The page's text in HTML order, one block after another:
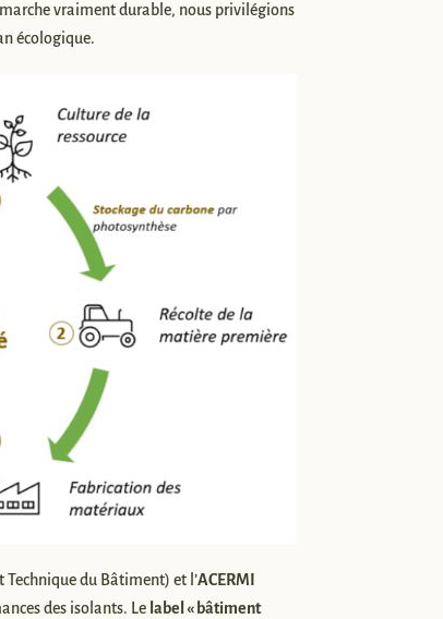
vraiment durable, nous privilégions
écologique.
Technique du Bâtiment) et l’ACERMI
des isolants. Le label « bâtiment